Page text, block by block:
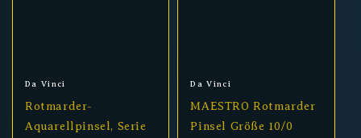
Anbieter:
Da Vinci
Rotmarder-
Aquarellpinsel, Serie
Anbieter:
Da Vinci
MAESTRO Rotmarder
Pinsel Größe 10/0